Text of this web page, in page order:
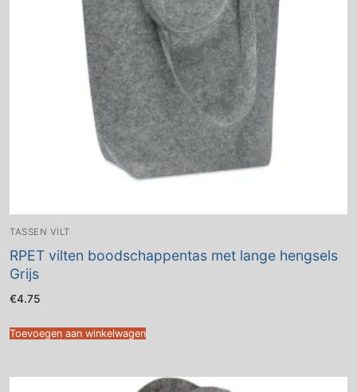
TASSEN VILT
RPET vilten boodschappentas met lange hengsels
Grijs
€4.75
Toevoegen aan winkelwagen